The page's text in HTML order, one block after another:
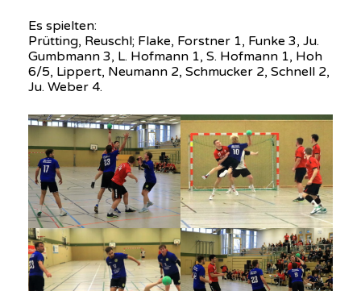
Es spielten:
Prütting, Reuschl; Flake, Forstner 1, Funke 3, Ju.
Gumbmann 3, L. Hofmann 1, S. Hofmann 1, Hoh
6/5, Lippert, Neumann 2, Schmucker 2, Schnell 2,
Ju. Weber 4.